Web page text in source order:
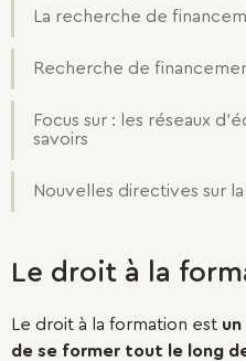
La recherche de
Recherche de
Focus sur : les réseaux
savoirs
Nouvelles directives sur
Le droit à la
Le droit à la formation est
de se former tout le long